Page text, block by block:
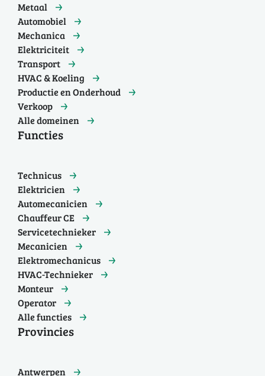
Metaal
Automobiel
Mechanica
Elektriciteit
Transport
HVAC & Koeling
Productie en Onderhoud
Verkoop
Alle domeinen
Functies
Technicus
Elektricien
Automecanicien
Chauffeur CE
Servicetechnieker
Mecanicien
Elektromechanicus
HVAC-Technieker
Monteur
Operator
Alle functies
Provincies
Antwerpen